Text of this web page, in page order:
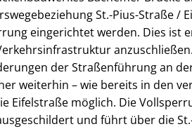
St.-Pius-Straße /
eingerichtet werden. Dies ist
der Straßenführung an
weiterhin – wie bereits in den
Eifelstraße möglich. Die
und führt über die